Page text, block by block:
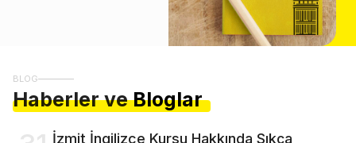
BLOG
Haberler ve Bloglar
İzmit İngilizce Kursu Hakkında Sıkça